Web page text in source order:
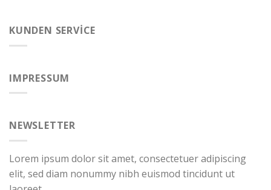
KUNDEN SERVICE
IMPRESSUM
NEWSLETTER
Lorem ipsum dolor sit amet, consectetuer adipiscing
elit, sed diam nonummy nibh euismod tincidunt ut